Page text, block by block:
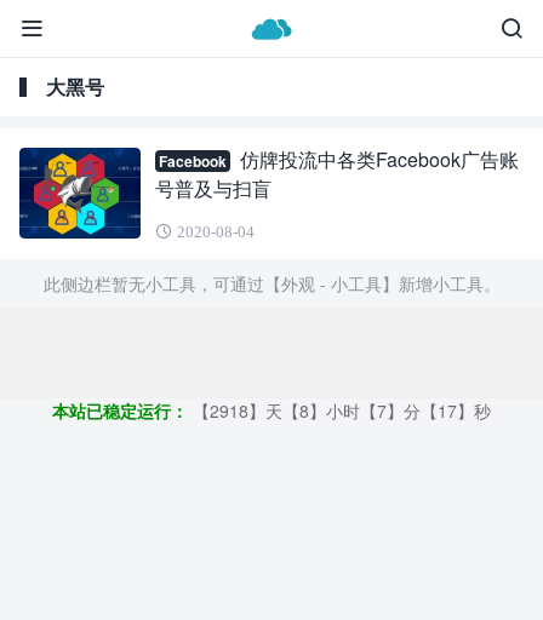
大黑号
Facebook
仿牌投流中各类Facebook广告账
号普及与扫盲
2020-08-04
此侧边栏暂无小工具，可通过【外观 - 小工具】新增小工具。
本站已稳定运行：
【2918】天【8】小时【7】分【18】秒